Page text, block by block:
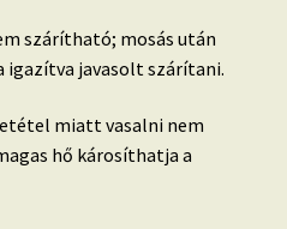
szárítható; mosás után
javasolt szárítani.
miatt vasalni nem
hő károsíthatja a